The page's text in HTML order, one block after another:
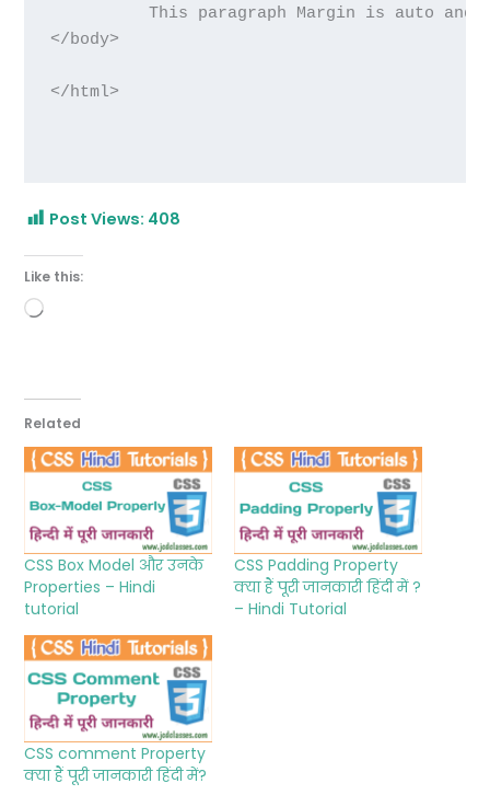
This paragraph Margin is auto and
</body>
</html>
Post Views: 408
Like this:
Loading…
Related
CSS Box Model और उनके
Properties – Hindi
tutorial
CSS Padding Property
क्या हैं पूरी जानकारी हिंदी में ?
– Hindi Tutorial
CSS comment Property
क्या हैं पूरी जानकारी हिंदी में?